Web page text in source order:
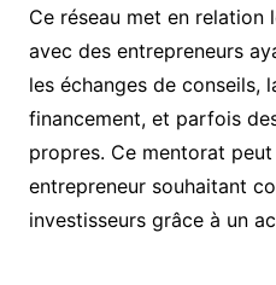
Ce réseau met en
avec des entrepreneurs
les échanges de conseils,
financement, et parfois
propres. Ce mentorat
entrepreneur souhaitant
investisseurs grâce à un